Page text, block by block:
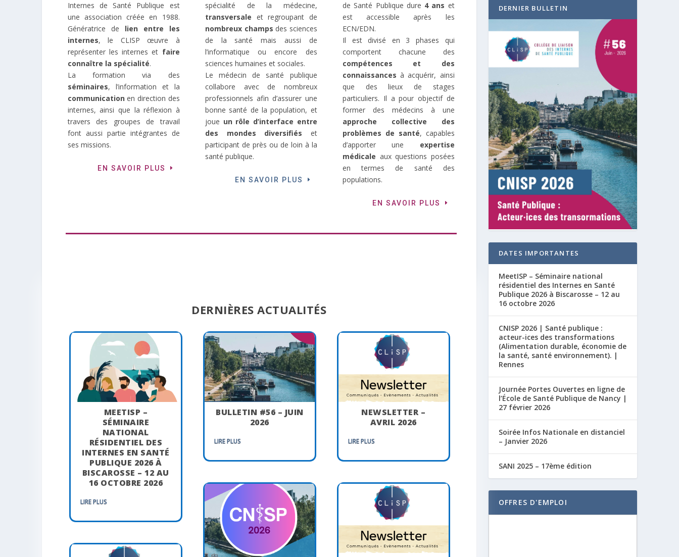
Internes de Santé Publique est
une association créée en 1988.
Génératrice de lien entre les
internes, le CLISP œuvre à
représenter les internes et faire
connaître la spécialité.
La formation via des
séminaires, l’information et la
communication en direction des
internes, ainsi que la réflexion à
travers des groupes de travail
font aussi partie intégrantes de
ses missions.
EN SAVOIR PLUS
spécialité de la médecine,
transversale et regroupant de
nombreux champs des sciences
de la santé mais aussi de
l’informatique ou encore des
sciences humaines et sociales.
Le médecin de santé publique
collabore avec de nombreux
professionnels afin d’assurer une
bonne santé de la population, et
joue un rôle d’interface entre
des mondes diversifiés et
participant de près ou de loin à la
santé publique.
EN SAVOIR PLUS
de Santé Publique dure 4 ans et
est accessible après les
ECN/EDN.
Il est divisé en 3 phases qui
comportent chacune des
compétences et des
connaissances à acquérir, ainsi
que des lieux de stages
particuliers. Il a pour objectif de
former des médecins à une
approche collective des
problèmes de santé, capables
d’apporter une expertise
médicale aux questions posées
en termes de santé des
populations.
EN SAVOIR PLUS
DERNIÈRES ACTUALITÉS
MEETISP –
SÉMINAIRE
NATIONAL
RÉSIDENTIEL DES
INTERNES EN SANTÉ
PUBLIQUE 2026 À
BISCAROSSE – 12 AU
16 OCTOBRE 2026
LIRE PLUS
BULLETIN #56 – JUIN
2026
LIRE PLUS
NEWSLETTER –
AVRIL 2026
LIRE PLUS
DERNIER BULLETIN
DATES IMPORTANTES
MeetISP – Séminaire national
résidentiel des Internes en Santé
Publique 2026 à Biscarosse – 12 au
16 octobre 2026
CNISP 2026 | Santé publique :
acteur-ices des transformations
(Alimentation durable, économie de
la santé, santé environnement). |
Rennes
Journée Portes Ouvertes en ligne de
l’École de Santé Publique de Nancy |
27 février 2026
Soirée Infos Nationale en distanciel
– Janvier 2026
SANI 2025 – 17ème édition
OFFRES D'EMPLOI